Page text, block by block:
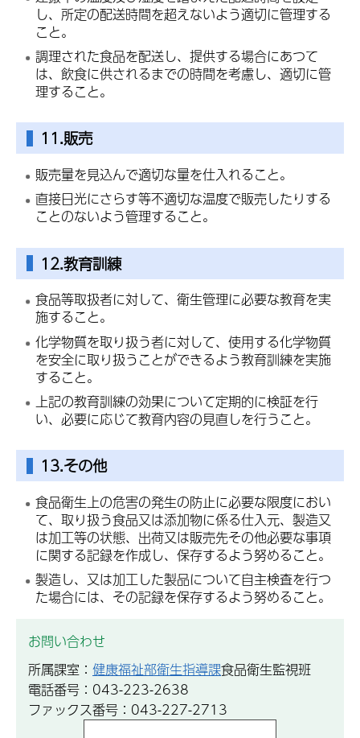
し、所定の配送時間を超えないよう適切に管理する
こと。
調理された食品を配送し、提供する場合にあつて
は、飲食に供されるまでの時間を考慮し、適切に管
理すること。
11.販売
販売量を見込んで適切な量を仕入れること。
直接日光にさらす等不適切な温度で販売したりする
ことのないよう管理すること。
12.教育訓練
食品等取扱者に対して、衛生管理に必要な教育を実
施すること。
化学物質を取り扱う者に対して、使用する化学物質
を安全に取り扱うことができるよう教育訓練を実施
すること。
上記の教育訓練の効果について定期的に検証を行
い、必要に応じて教育内容の見直しを行うこと。
13.その他
食品衛生上の危害の発生の防止に必要な限度におい
て、取り扱う食品又は添加物に係る仕入元、製造又
は加工等の状態、出荷又は販売先その他必要な事項
に関する記録を作成し、保存するよう努めること。
製造し、又は加工した製品について自主検査を行つ
た場合には、その記録を保存するよう努めること。
お問い合わせ
所属課室： 健康福祉部衛生指導課食品衛生監視班
電話番号：043-223-2638
ファックス番号：043-227-2713